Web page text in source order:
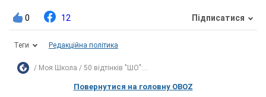
0 12 Підписатися
Теги Редакційна політика
Моя Школа 50 відтінків "ШО":...
Повернутися на головну OBOZ